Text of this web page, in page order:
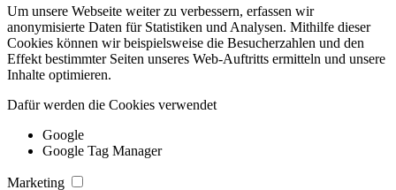
Um unsere Webseite weiter zu verbessern, erfassen wir
anonymisierte Daten für Statistiken und Analysen. Mithilfe dieser
Cookies können wir beispielsweise die Besucherzahlen und den
Effekt bestimmter Seiten unseres Web-Auftritts ermitteln und unsere
Inhalte optimieren.
Dafür werden die Cookies verwendet
Google
Google Tag Manager
Marketing